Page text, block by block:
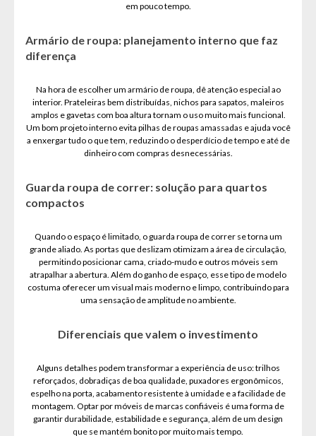
em pouco tempo.
Armário de roupa: planejamento interno que faz
diferença
Na hora de escolher um armário de roupa, dê atenção especial ao
interior. Prateleiras bem distribuídas, nichos para sapatos, maleiros
amplos e gavetas com boa altura tornam o uso muito mais funcional.
Um bom projeto interno evita pilhas de roupas amassadas e ajuda você
a enxergar tudo o que tem, reduzindo o desperdício de tempo e até de
dinheiro com compras desnecessárias.
Guarda roupa de correr: solução para quartos
compactos
Quando o espaço é limitado, o guarda roupa de correr se torna um
grande aliado. As portas que deslizam otimizam a área de circulação,
permitindo posicionar cama, criado-mudo e outros móveis sem
atrapalhar a abertura. Além do ganho de espaço, esse tipo de modelo
costuma oferecer um visual mais moderno e limpo, contribuindo para
uma sensação de amplitude no ambiente.
Diferenciais que valem o investimento
Alguns detalhes podem transformar a experiência de uso: trilhos
reforçados, dobradiças de boa qualidade, puxadores ergonômicos,
espelho na porta, acabamento resistente à umidade e a facilidade de
montagem. Optar por móveis de marcas confiáveis é uma forma de
garantir durabilidade, estabilidade e segurança, além de um design
que se mantém bonito por muito mais tempo.